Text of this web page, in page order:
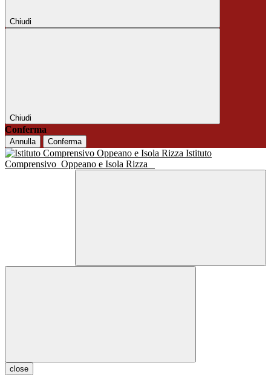
Chiudi
Chiudi
Conferma
Annulla Conferma
Istituto
Comprensivo Oppeano e Isola Rizza
close